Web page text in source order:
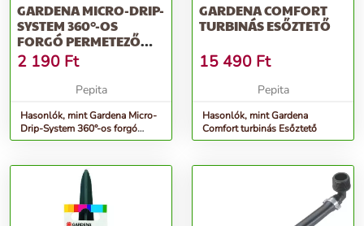
GARDENA MICRO-DRIP-
SYSTEM 360°-OS
FORGÓ PERMETEZŐ
ESŐZTETŐ 2 DB
2 190 Ft
Pepita
Hasonlók, mint Gardena Micro-
Drip-System 360°-os forgó
permetező Esőztető 2 db
GARDENA COMFORT
TURBINÁS ESŐZTETŐ
15 490 Ft
Pepita
Hasonlók, mint Gardena
Comfort turbinás Esőztető